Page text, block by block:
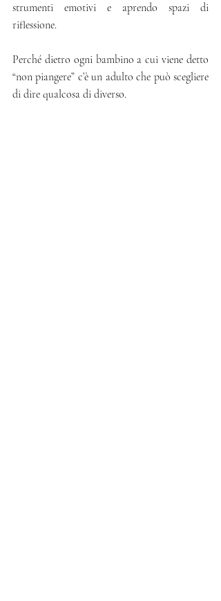
strumenti emotivi e aprendo spazi di
riflessione.
Perché dietro ogni bambino a cui viene detto
“non piangere” c’è un adulto che può scegliere
di dire qualcosa di diverso.